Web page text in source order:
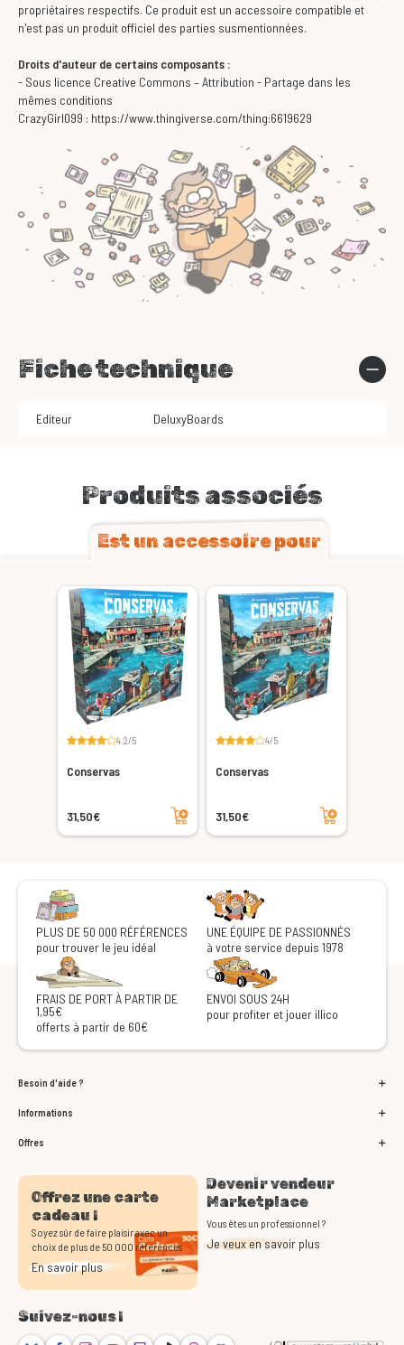
propriétaires respectifs. Ce produit est un accessoire compatible et
n'est pas un produit officiel des parties susmentionnées.
Droits d'auteur de certains composants :
- Sous licence Creative Commons – Attribution - Partage dans les
mêmes conditions
CrazyGirl099 : https://www.thingiverse.com/thing:6619629
Fiche technique
Editeur DeluxyBoards
Produits associés
Est un accessoire pour
4.2/5
Conservas
31,50€
Ajouter au panier
4/5
Conservas
31,50€
Ajouter au panier
PLUS DE 50 000 RÉFÉRENCES
pour trouver le jeu idéal
UNE ÉQUIPE DE PASSIONNÉS
à votre service depuis 1978
FRAIS DE PORT À PARTIR DE
1,95€
offerts à partir de 60€
ENVOI SOUS 24H
pour profiter et jouer illico
Besoin d'aide ?
Informations
Offres
Offrez une carte
cadeau !
Soyez sûr de faire plaisir avec un
choix de plus de 50 000 références
En savoir plus
Devenir vendeur
Marketplace
Vous êtes un professionnel ?
Je veux en savoir plus
Suivez-nous !
BlueskyFacebookInstagram
YoutubeTwitchTikTokThreadsDiscord